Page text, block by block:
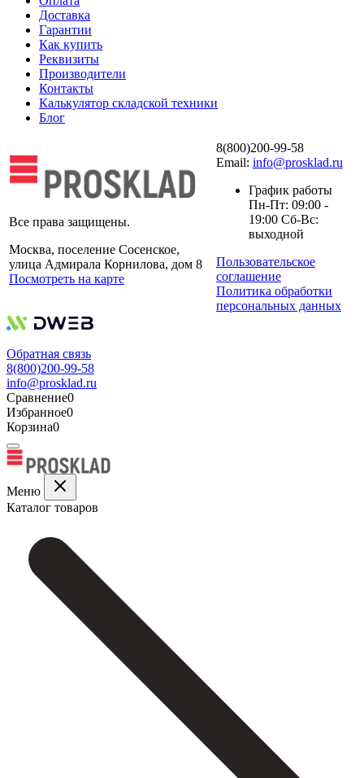
Доставка
Гарантии
Как купить
Реквизиты
Производители
Контакты
Калькулятор складской техники
Блог
Все права защищены.
Москва, поселение Сосенское,
улица Адмирала Корнилова, дом 8
Посмотреть на карте
8(800)200-99-58
Email: info@prosklad.ru
График работы
Пн-Пт: 09:00 -
19:00 Сб-Вс:
выходной
Пользовательское
соглашение
Политика обработки
персональных данных
Обратная связь
8(800)200-99-58
info@prosklad.ru
Сравнение0
Избранное0
Корзина0
Меню
Каталог товаров